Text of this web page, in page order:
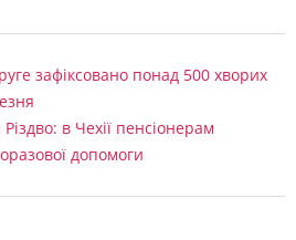
зафіксовано понад 500 хворих
в Чехії пенсіонерам
допомоги